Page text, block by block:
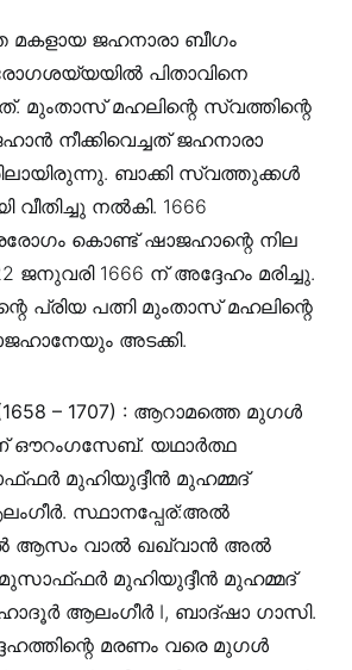
മകളായ ജഹനാരാ ബീഗം
പിതാവിനെ
മുംതാസ് മഹലിന്റെ സ്വത്തിന്റെ
നീക്കിവെച്ചത് ജഹനാരാ
ബാക്കി സ്വത്തുക്കൾ
വീതിച്ചു നൽകി. 1666
കൊണ്ട് ഷാജഹാന്റെ നില
ജനുവരി 1666 ന് അദ്ദേഹം മരിച്ചു.
പ്രിയ പത്നി മുംതാസ് മഹലിന്റെ
അടക്കി.
– 1707) : ആറാമത്തെ മുഗൾ
ഔറംഗസേബ്. യഥാർത്ഥ
മുഹിയുദ്ദീൻ മുഹമ്മദ്
സ്ഥാനപ്പേര്‌:അൽ
ആസം വാൽ ഖഖ്വാൻ അൽ
മുഹിയുദ്ദീൻ മുഹമ്മദ്
ആലംഗീർ I, ബാദ്ഷാ ഗാസി.
മരണം വരെ മുഗൾ